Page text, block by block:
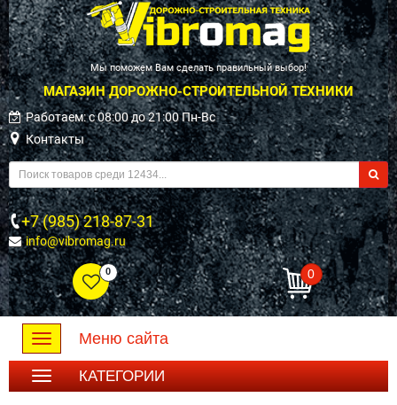
Мы поможем Вам сделать правильный выбор!
МАГАЗИН ДОРОЖНО-СТРОИТЕЛЬНОЙ ТЕХНИКИ
Работаем: c 08:00 до 21:00 Пн-Вс
Контакты
+7 (985) 218-87-31
info@vibromag.ru
0 0
Toggle
navigation
Меню сайта
КАТЕГОРИИ